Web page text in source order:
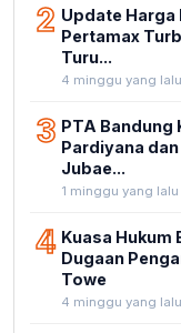
2 Update Harga
Pertamax
Turu...
4 minggu yang lalu
3 PTA Bandung
Pardiyana
Jubae...
1 minggu yang lalu
4 Kuasa Hukum
Dugaan
Towe
4 minggu yang lalu